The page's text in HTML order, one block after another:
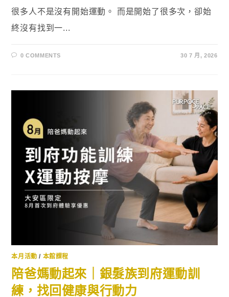
很多人不是沒有開始運動。 而是開始了很多次，卻始
終沒有找到一...
0 COMMENTS 30 7 月, 2026
本月活動 / 本館課程
陪爸媽動起來｜銀髮族到府運動訓
練，找回健康與行動力